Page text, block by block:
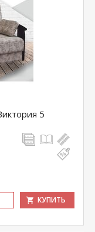
5
КУПИТЬ